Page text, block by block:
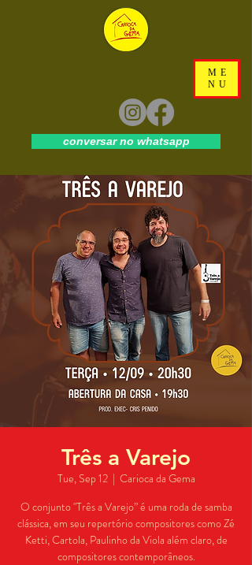
ME
NU
conversar no whatsapp
Três a Varejo
Tue, Sep 12
  |
Carioca da Gema
O conjunto "Três a Varejo” é uma roda de samba
clássica, em seu repertório compositores como Zé
Ketti, Cartola, Paulinho da Viola além claro, de
compositores contemporâneos.